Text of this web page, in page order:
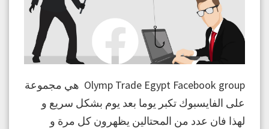
Olymp Trade Egypt Facebook group هي مجموعة
على الفايسبوك تكبر يوما بعد يوم بشكل سريع و
لهذا فان عدد من المحتالين يظهرون كل مرة و